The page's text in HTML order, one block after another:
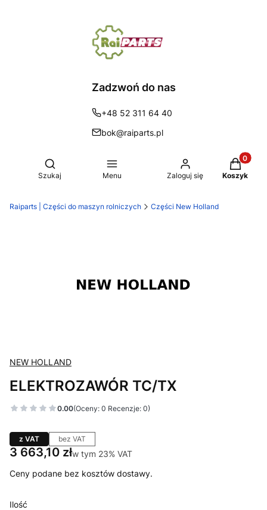
Zadzwoń do nas
+48 52 311 64 40
bok@raiparts.pl
Otwórz wyszukiwarkę
Szukaj Menu Zaloguj się Koszyk
Raiparts | Części do maszyn rolniczych Części New Holland
NEW HOLLAND
ELEKTROZAWÓR TC/TX
0.00(Oceny: 0 Recenzje: 0)
z VAT bez VAT
Cena
3 663,10 złw tym 23% VAT
w tym 23% VAT
Ceny podane bez kosztów dostawy.
Ilość